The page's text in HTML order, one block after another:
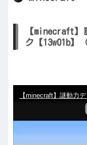
【minecraft】
ク【13w01b】